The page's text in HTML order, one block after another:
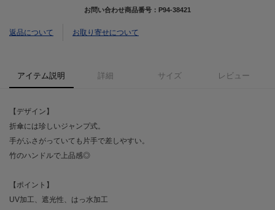
お問い合わせ商品番号： P94-38421
返品について お取り寄せについて
アイテム説明 詳細 サイズ レビュー
【デザイン】
折傘には珍しいジャンプ式。
手がふさがっていても片手で差しやすい。
竹のハンドルで上品感◎
【ポイント】
UV加工、遮光性、はっ水加工